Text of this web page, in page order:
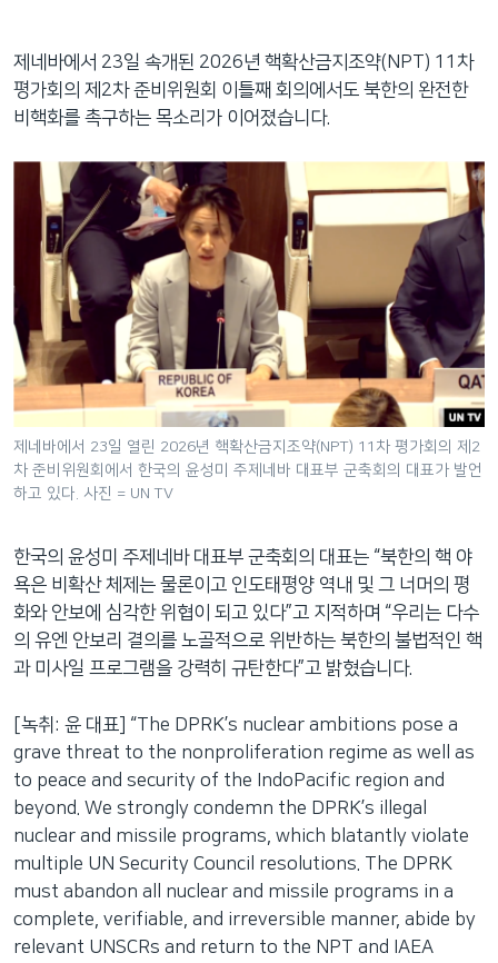
제네바에서 23일 속개된 2026년 핵확산금지조약(NPT) 11차
평가회의 제2차 준비위원회 이틀째 회의에서도 북한의 완전한
비핵화를 촉구하는 목소리가 이어졌습니다.
제네바에서 23일 열린 2026년 핵확산금지조약(NPT) 11차 평가회의 제2
차 준비위원회에서 한국의 윤성미 주제네바 대표부 군축회의 대표가 발언
하고 있다. 사진 = UN TV
한국의 윤성미 주제네바 대표부 군축회의 대표는 “북한의 핵 야
욕은 비확산 체제는 물론이고 인도태평양 역내 및 그 너머의 평
화와 안보에 심각한 위협이 되고 있다”고 지적하며 “우리는 다수
의 유엔 안보리 결의를 노골적으로 위반하는 북한의 불법적인 핵
과 미사일 프로그램을 강력히 규탄한다”고 밝혔습니다.
[녹취: 윤 대표] “The DPRK’s nuclear ambitions pose a
grave threat to the nonproliferation regime as well as
to peace and security of the IndoPacific region and
beyond. We strongly condemn the DPRK’s illegal
nuclear and missile programs, which blatantly violate
multiple UN Security Council resolutions. The DPRK
must abandon all nuclear and missile programs in a
complete, verifiable, and irreversible manner, abide by
relevant UNSCRs and return to the NPT and IAEA